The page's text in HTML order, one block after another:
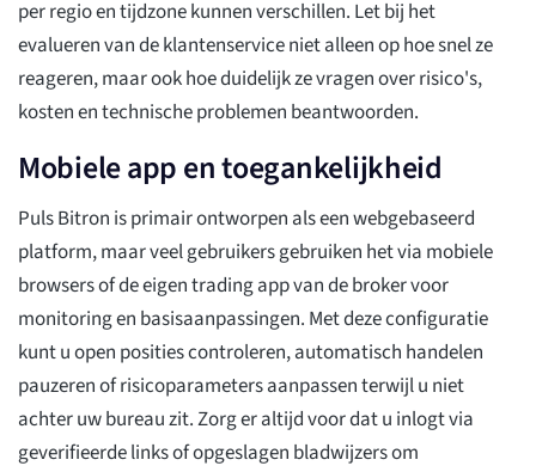
per regio en tijdzone kunnen verschillen. Let bij het
evalueren van de klantenservice niet alleen op hoe snel ze
reageren, maar ook hoe duidelijk ze vragen over risico's,
kosten en technische problemen beantwoorden.
Mobiele app en toegankelijkheid
Puls Bitron is primair ontworpen als een webgebaseerd
platform, maar veel gebruikers gebruiken het via mobiele
browsers of de eigen trading app van de broker voor
monitoring en basisaanpassingen. Met deze configuratie
kunt u open posities controleren, automatisch handelen
pauzeren of risicoparameters aanpassen terwijl u niet
achter uw bureau zit. Zorg er altijd voor dat u inlogt via
geverifieerde links of opgeslagen bladwijzers om